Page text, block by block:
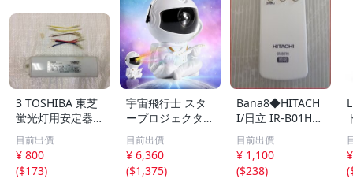
3 TOSHIBA 東芝
蛍光灯用安定器 F
RH-2-40226B 20
0V 60Hz FLR40S
2灯用 蛍光灯安定
器 照明器具 蛍光
目前出價
¥ 800
($173)
宇宙飛行士 スタ
ープロジェクター
星空ライト キッ
ズルーム 天井 US
B給電 子供へのプ
レゼント 誕生日
目前出價
¥ 6,360
($1,375)
Bana8◆HITACH
I/日立 IR-B01H
照明 リモコン
目前出價
¥ 1,100
($238)
-
(